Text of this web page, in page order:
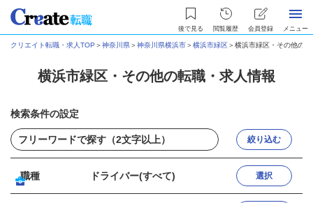
後で見る 閲覧履歴 会員登録 メニュー
クリエイト転職・求人TOP ＞神奈川県＞神奈川県横浜市＞横浜市緑区＞横浜市緑区・その他の
横浜市緑区・その他の転職・求人情報
検索条件の設定
絞り込む
職種 ドライバー(すべて) 選択